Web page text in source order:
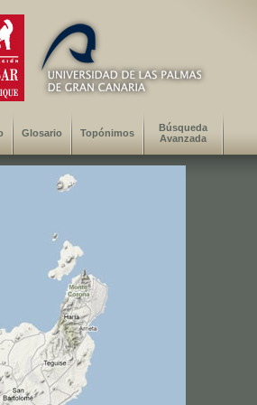
Glosario Topónimos
Búsqueda
Avanzada